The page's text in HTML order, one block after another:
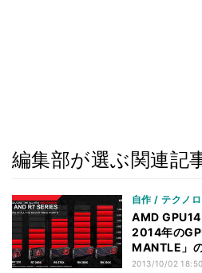
編集部が選ぶ関連記
自作 / テクノ
AMD
2014年の
MANTLE」
2013/10/02 18:50